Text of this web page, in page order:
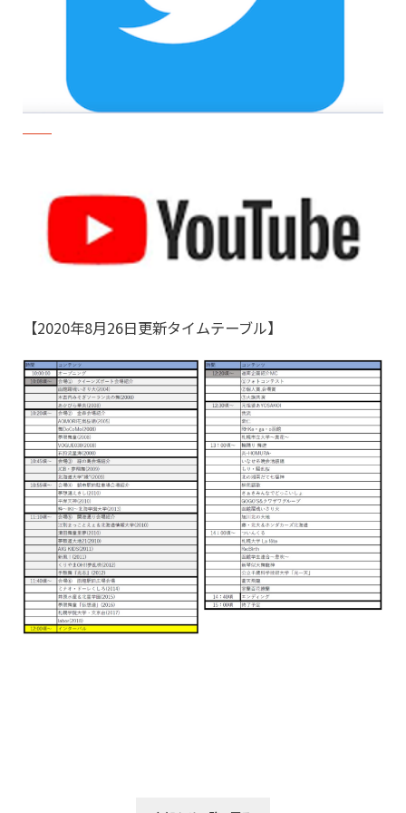
【2020年8月26日更新タイムテーブル】